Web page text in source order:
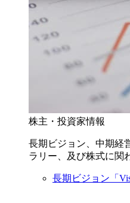
株主・投資家情報
長期ビジョン、中期経
ラリー、及び株式に関
長期ビジョン「